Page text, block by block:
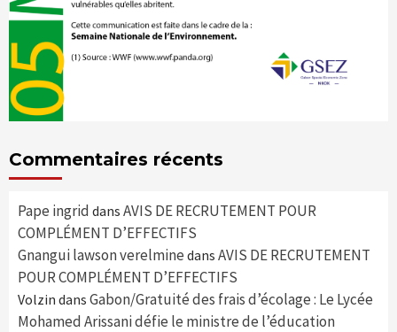
Commentaires récents
Pape ingrid dans AVIS DE RECRUTEMENT POUR
COMPLÉMENT D’EFFECTIFS
Gnangui lawson verelmine dans AVIS DE RECRUTEMENT
POUR COMPLÉMENT D’EFFECTIFS
Volzin dans Gabon/Gratuité des frais d’écolage : Le Lycée
Mohamed Arissani défie le ministre de l’éducation